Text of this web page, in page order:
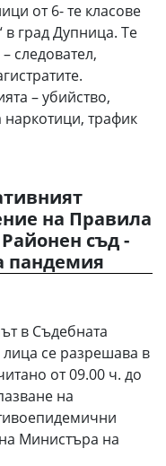
от 6- те класове
град Дупница. Те
следовател,
– убийство,
трафик
на Правила
съд -
пандемия
в Съдебната
се разрешава в
от 09.00 ч. до
на
Министъра на